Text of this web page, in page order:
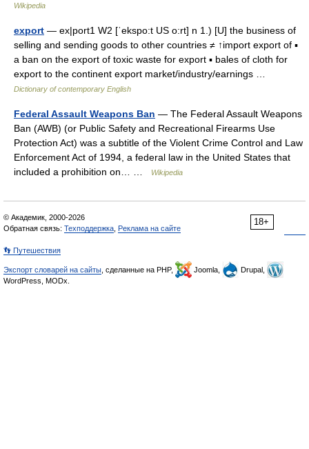
Wikipedia
export — ex|port1 W2 [ˈekspo:t US o:rt] n 1.) [U] the business of
selling and sending goods to other countries ≠ ↑import export of ▪
a ban on the export of toxic waste for export ▪ bales of cloth for
export to the continent export market/industry/earnings …
Dictionary of contemporary English
Federal Assault Weapons Ban — The Federal Assault Weapons
Ban (AWB) (or Public Safety and Recreational Firearms Use
Protection Act) was a subtitle of the Violent Crime Control and Law
Enforcement Act of 1994, a federal law in the United States that
included a prohibition on… …
Wikipedia
18+
© Академик, 2000-2026
Обратная связь: Техподдержка Реклама на сайте
👣 Путешествия
Экспорт словарей на сайты , сделанные на PHP, Joomla,
Drupal,
WordPress, MODx.